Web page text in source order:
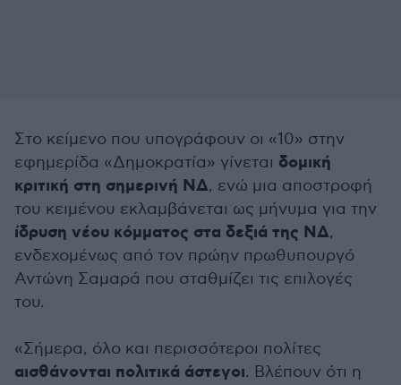
Στο κείμενο που υπογράφουν οι «10» στην
εφημερίδα «Δημοκρατία» γίνεται δομική
κριτική στη σημερινή ΝΔ, ενώ μια αποστροφή
του κειμένου εκλαμβάνεται ως μήνυμα για την
ίδρυση νέου κόμματος στα δεξιά της ΝΔ,
ενδεχομένως από τον πρώην πρωθυπουργό
Αντώνη Σαμαρά που σταθμίζει τις επιλογές
του.
«Σήμερα, όλο και περισσότεροι πολίτες
αισθάνονται πολιτικά άστεγοι. Βλέπουν ότι η